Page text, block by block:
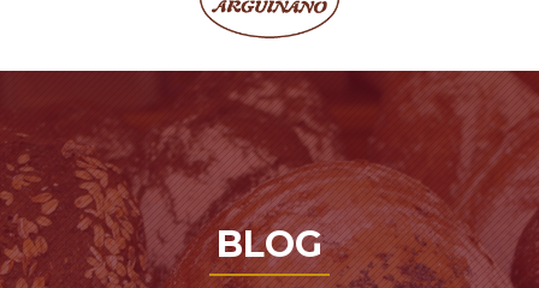
BLOG